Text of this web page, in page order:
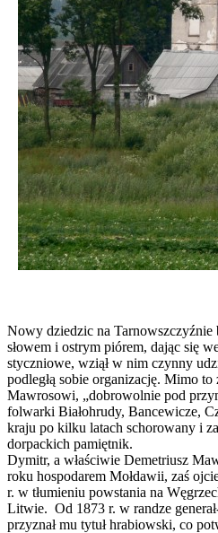
Nowy dziedzic na Tarnowszczyźnie
słowem i ostrym piórem, dając się
styczniowe, wziął w nim czynny
podległą sobie organizację. Mimo
Mawrosowi, „dobrowolnie pod
folwarki Białohrudy, Bancewicze,
kraju po kilku latach schorowany i
dorpackich pamiętnik.
Dymitr, a właściwie Demetriusz
roku hospodarem Mołdawii, zaś
r. w tłumieniu powstania na
Litwie. Od 1873 r. w randze
przyznał mu tytuł hrabiowski, co